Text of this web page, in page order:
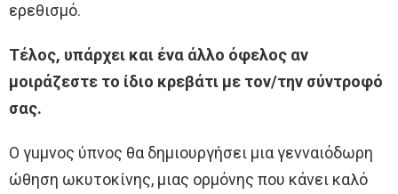
ερεθισμό.
Τέλος, υπάρχει και ένα άλλο όφελος αν
μοιράζεστε το ίδιο κρεβάτι με τον/την σύντροφό
σας.
Ο γuμvoς ύπνος θα δημιουργήσει μια γενναιόδωρη
ώθηση ωκυτοκίνης, μιας ορμόνης που κάνει καλό